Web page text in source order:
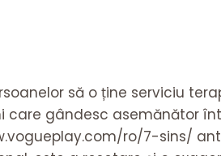
să o ține serviciu
care gândesc asemănător
ro/7-sins/